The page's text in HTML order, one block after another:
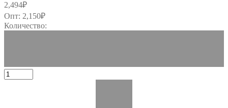
2,494₽
Опт: 2,150₽
Количество: